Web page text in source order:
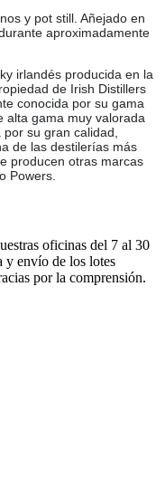
y pot still. Añejado en
aproximadamente
irlandés producida en la
de Irish Distillers
conocida por su gama
alta gama muy valorada
su gran calidad,
de las destilerías más
producen otras marcas
Powers.
oficinas del 7 al 30
y envío de los lotes
por la comprensión.